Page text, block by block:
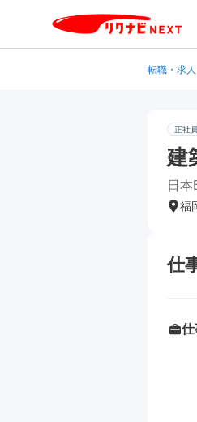
転職・求
正社員
建
日
福
仕
仕